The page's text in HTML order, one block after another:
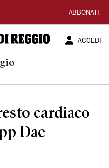
ABBONATI
ACCEDI
cardiaco
Dae